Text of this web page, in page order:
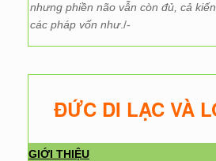
nhưng phiền não vẫn còn đủ, cả
các pháp vốn như./-
ĐỨC DI LẠC VÀ
GIỚI THIỆU